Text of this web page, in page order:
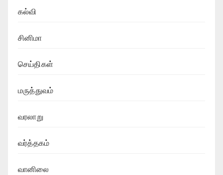
கல்வி
சினிமா
செய்திகள்
மருத்துவம்
வரலாறு
வர்த்தகம்
வானிலை